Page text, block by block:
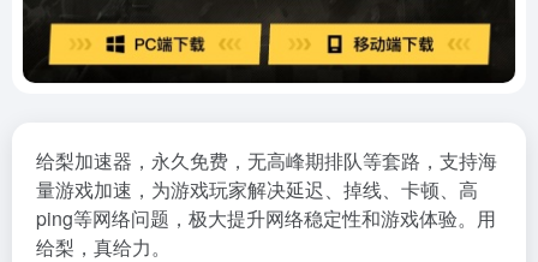
给梨加速器，永久免费，无高峰期排队等套路，支持海
量游戏加速，为游戏玩家解决延迟、掉线、卡顿、高
ping等网络问题，极大提升网络稳定性和游戏体验。用
给梨，真给力。